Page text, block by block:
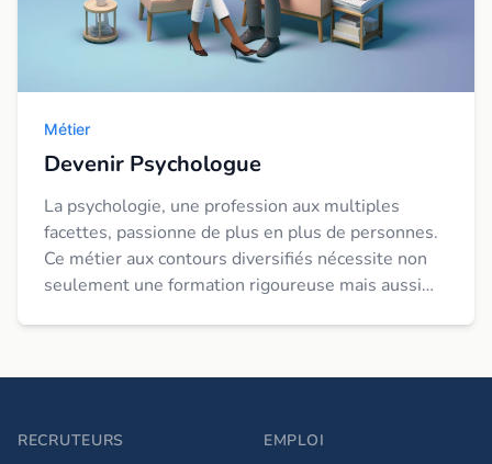
Métier
Devenir Psychologue
La psychologie, une profession aux multiples
facettes, passionne de plus en plus de personnes.
Ce métier aux contours diversifiés nécessite non
seulement une formation rigoureuse mais aussi
RECRUTEURS EMPLOI